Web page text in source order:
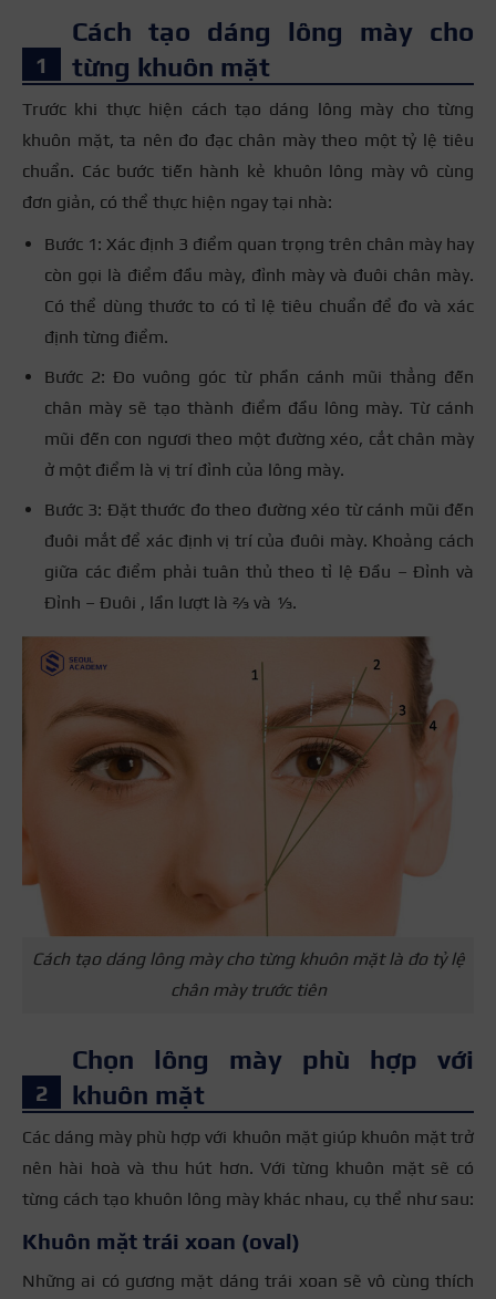
Cách tạo dáng lông mày cho
từng khuôn mặt
Trước khi thực hiện cách tạo dáng lông mày cho từng
khuôn mặt, ta nên đo đạc chân mày theo một tỷ lệ tiêu
chuẩn. Các bước tiến hành kẻ khuôn lông mày vô cùng
đơn giản, có thể thực hiện ngay tại nhà:
Bước 1: Xác định 3 điểm quan trọng trên chân mày hay
còn gọi là điểm đầu mày, đỉnh mày và đuôi chân mày.
Có thể dùng thước to có tỉ lệ tiêu chuẩn để đo và xác
định từng điểm.
Bước 2: Đo vuông góc từ phần cánh mũi thẳng đến
chân mày sẽ tạo thành điểm đầu lông mày. Từ cánh
mũi đến con ngươi theo một đường xéo, cắt chân mày
ở một điểm là vị trí đỉnh của lông mày.
Bước 3: Đặt thước đo theo đường xéo từ cánh mũi đến
đuôi mắt để xác định vị trí của đuôi mày. Khoảng cách
giữa các điểm phải tuân thủ theo tỉ lệ Đầu – Đỉnh và
Đỉnh – Đuôi , lần lượt là ⅔ và ⅓.
Cách tạo dáng lông mày cho từng khuôn mặt là đo tỷ lệ
chân mày trước tiên
Chọn lông mày phù hợp với
khuôn mặt
Các dáng mày phù hợp với khuôn mặt giúp khuôn mặt trở
nên hài hoà và thu hút hơn. Với từng khuôn mặt sẽ có
từng cách tạo khuôn lông mày khác nhau, cụ thể như sau:
Khuôn mặt trái xoan (oval)
Những ai có gương mặt dáng trái xoan sẽ vô cùng thích